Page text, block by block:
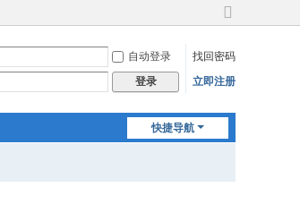
切
到
宽
自动登录
找回密码
登录 立即注册
快捷导航